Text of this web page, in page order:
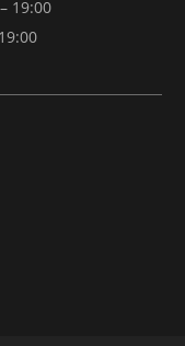
19:00